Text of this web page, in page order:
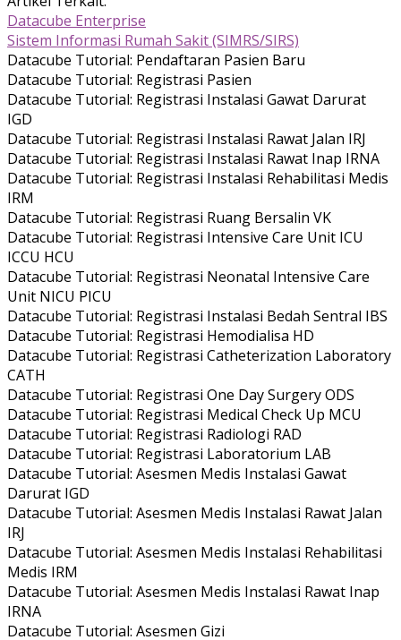
Datacube Enterprise
Sistem Informasi Rumah Sakit (SIMRS/SIRS)
Datacube Tutorial: Pendaftaran Pasien Baru
Datacube Tutorial: Registrasi Pasien
Datacube Tutorial: Registrasi Instalasi Gawat Darurat
IGD
Datacube Tutorial: Registrasi Instalasi Rawat Jalan IRJ
Datacube Tutorial: Registrasi Instalasi Rawat Inap IRNA
Datacube Tutorial: Registrasi Instalasi Rehabilitasi Medis
IRM
Datacube Tutorial: Registrasi Ruang Bersalin VK
Datacube Tutorial: Registrasi Intensive Care Unit ICU
ICCU HCU
Datacube Tutorial: Registrasi Neonatal Intensive Care
Unit NICU PICU
Datacube Tutorial: Registrasi Instalasi Bedah Sentral IBS
Datacube Tutorial: Registrasi Hemodialisa HD
Datacube Tutorial: Registrasi Catheterization Laboratory
CATH
Datacube Tutorial: Registrasi One Day Surgery ODS
Datacube Tutorial: Registrasi Medical Check Up MCU
Datacube Tutorial: Registrasi Radiologi RAD
Datacube Tutorial: Registrasi Laboratorium LAB
Datacube Tutorial: Asesmen Medis Instalasi Gawat
Darurat IGD
Datacube Tutorial: Asesmen Medis Instalasi Rawat Jalan
IRJ
Datacube Tutorial: Asesmen Medis Instalasi Rehabilitasi
Medis IRM
Datacube Tutorial: Asesmen Medis Instalasi Rawat Inap
IRNA
Datacube Tutorial: Asesmen Gizi